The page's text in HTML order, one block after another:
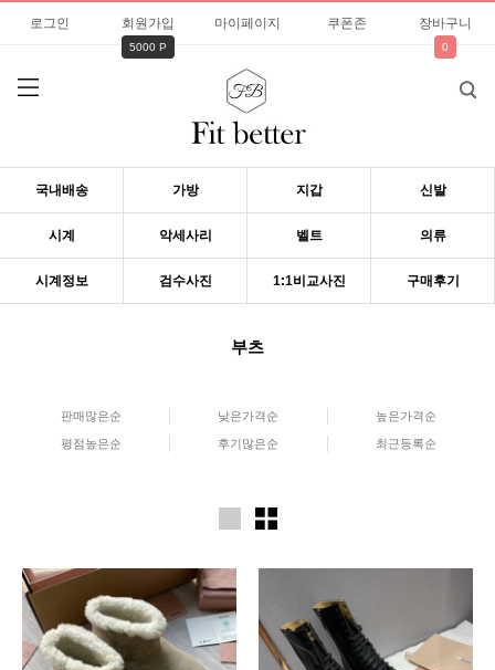
로그인 회원가입
5000 P
마이페이지 쿠폰존 장바구니
0
국내배송 가방 지갑 신발
시계 악세사리 벨트 의류
시계정보 검수사진 1:1비교사진 구매후기
부츠
판매많은순 낮은가격순 높은가격순
평점높은순 후기많은순 최근등록순